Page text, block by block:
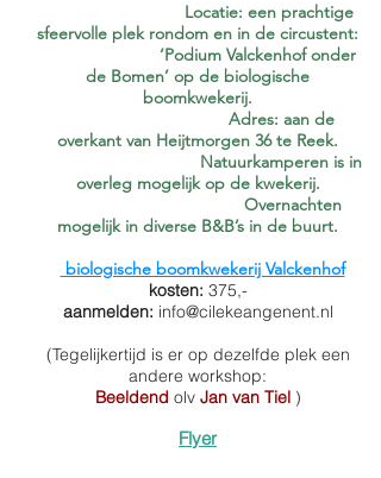
Locatie: een prachtige
sfeervolle plek rondom en in de circustent:
‘Podium Valckenhof onder
de Bomen’ op de biologische
boomkwekerij.
Adres: aan de
overkant van Heijtmorgen 36 te Reek.
Natuurkamperen is in
overleg mogelijk op de kwekerij.
Overnachten
mogelijk in diverse B&B’s in de buurt.
biologische boomkwekerij Valckenhof
kosten: 375,-
aanmelden: info@cilekeangenent.nl
(Tegelijkertijd is er op dezelfde plek een
andere workshop:
Beeldend olv Jan van Tiel )
Flyer